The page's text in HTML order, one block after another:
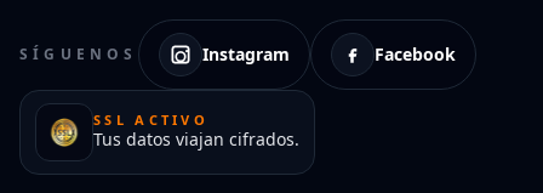
SÍGUENOS Instagram Facebook
SSL ACTIVO
Tus datos viajan cifrados.